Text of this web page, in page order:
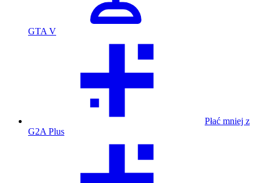
GTA V
Płać mniej z
G2A Plus